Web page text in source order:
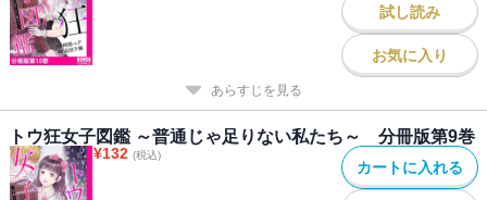
試し読み
お気に入り
あらすじを見る
トウ狂女子図鑑 ～普通じゃ足りない私たち～ 分冊版第9巻
¥132 (税込)
カートに入れる